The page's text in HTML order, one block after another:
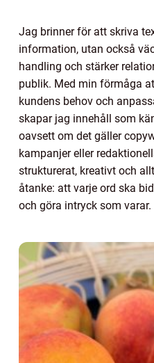
Jag brinner för att skriva
information, utan också
handling och stärker
publik. Med min förmåga
kundens behov och
skapar jag innehåll som
oavsett om det gäller
kampanjer eller
strukturerat, kreativt och
åtanke: att varje ord ska
och göra intryck som varar.